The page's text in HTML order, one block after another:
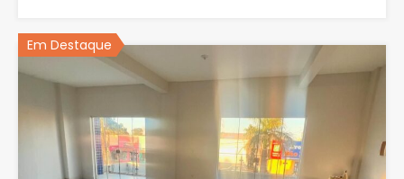
Em Destaque